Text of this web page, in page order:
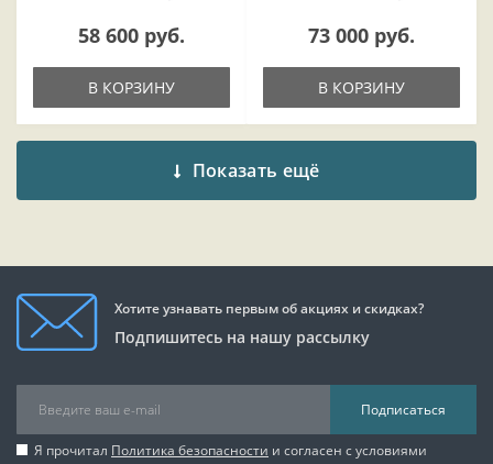
58 600 руб.
В КОРЗИНУ
73 000 руб.
В КОРЗИНУ
Показать ещё
Хотите узнавать первым об акциях и скидках?
Подпишитесь на нашу рассылку
Подписаться
Я прочитал Политика безопасности и согласен с условиями